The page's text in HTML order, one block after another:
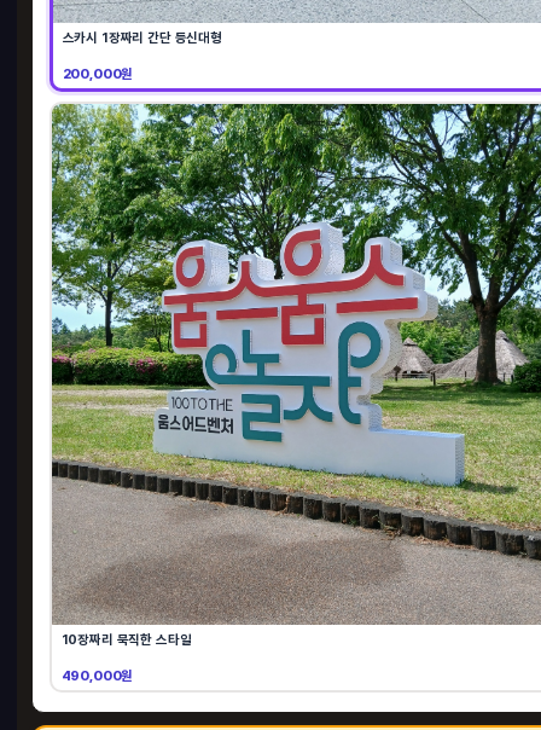
허니
스카시 1장짜리 간단 등신대형
200,000원
10장짜리 묵직한 스타일
490,000원